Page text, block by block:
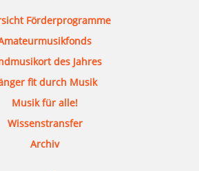
Förderprogramme
des Jahres
fit durch Musik
Musik für alle!
Wissenstransfer
Archiv